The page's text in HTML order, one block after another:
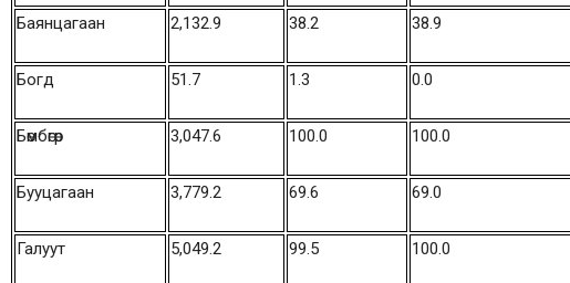
Баянцагаан 2,132.9 38.2 38.9
Богд 51.7 1.3 0.0
Бөмбөгөр 3,047.6 100.0 100.0
Бууцагаан 3,779.2 69.6 69.0
Галуут 5,049.2 99.5 100.0